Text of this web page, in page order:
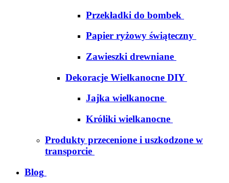
Przekładki do bombek
Papier ryżowy świąteczny
Zawieszki drewniane
Dekoracje Wielkanocne DIY
Jajka wielkanocne
Króliki wielkanocne
Produkty przecenione i uszkodzone w
transporcie
Blog